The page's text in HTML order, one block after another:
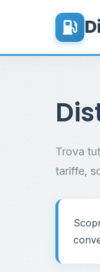
Trova
tariffe,